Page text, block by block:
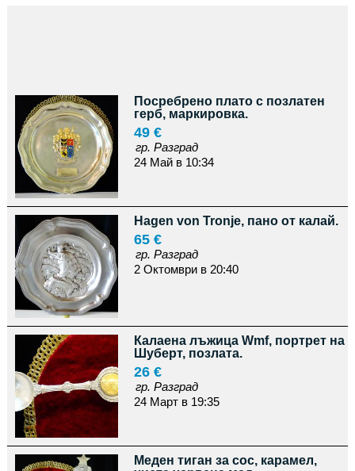
Посребрено плато с позлатен
герб, маркировка.
49 €
гр. Разград
24 Май в 10:34
Hagen von Tronje, пано от калай.
65 €
гр. Разград
2 Октомври в 20:40
Калаена лъжица Wmf, портрет на
Шуберт, позлата.
26 €
гр. Разград
24 Март в 19:35
Меден тиган за сос, карамел,